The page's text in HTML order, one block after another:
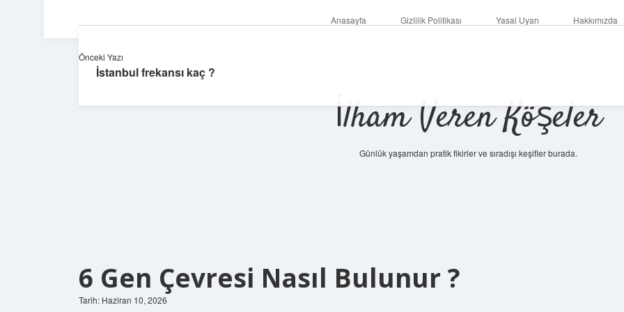
Anasayfa Gizlilik Politikası Yasal Uyarı Hakkımızda
İlham Veren Köşeler
Günlük yaşamdan pratik fikirler ve sıradışı keşifler burada.
6 Gen Çevresi Nasıl Bulunur ?
Tarih: Haziran 10, 2026
Önceki Yazı
İstanbul frekansı kaç ?